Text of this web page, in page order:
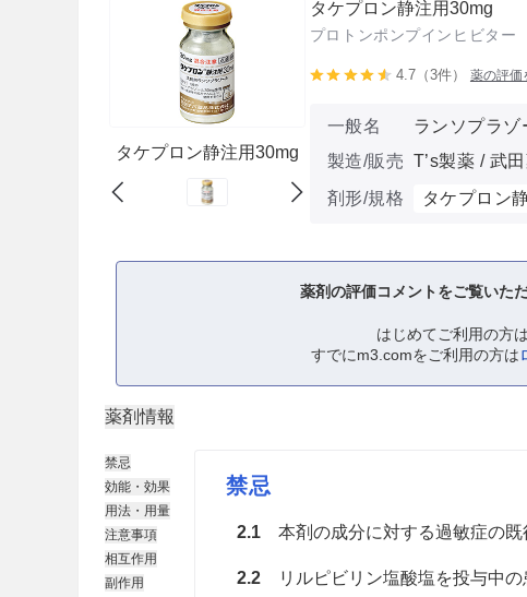
タケプロン静注用30mg
タケプロン静注用30mg
プロトンポンプインヒビター
4.7（3件） 薬の評価
一般名
ランソプラゾ
製造/販売 T’s製薬 / 武
剤形/規格
タケプロン
薬剤の評価コメントをご覧いた
はじめてご利用の方は
すでにm3.comをご利用の方は
薬剤情報
禁忌
効能・効果
用法・用量
注意事項
相互作用
副作用
禁忌
2.1本剤の成分に対する過敏症の既
2.2リルピビリン塩酸塩を投与中の